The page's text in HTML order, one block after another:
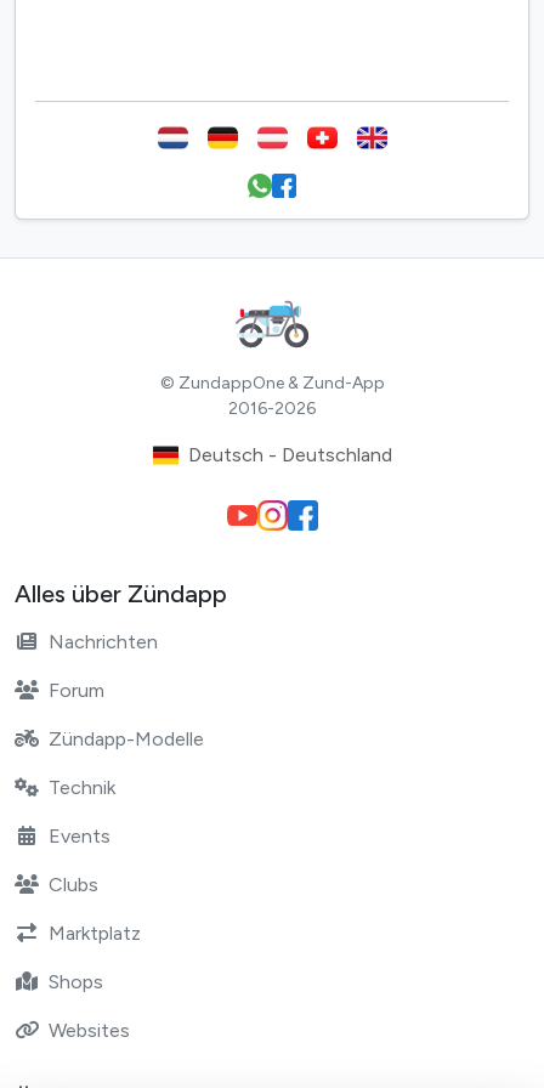
© ZundappOne & Zund-App
2016-2026
Deutsch - Deutschland
Alles über Zündapp
Nachrichten
Forum
Zündapp-Modelle
Technik
Events
Clubs
Marktplatz
Shops
Websites